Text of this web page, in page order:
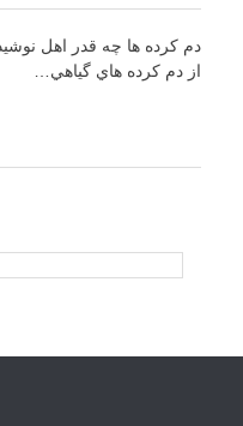
دم کرده ها چه قدر اهل
از دم ‌کرده‌ هاي گياهي…